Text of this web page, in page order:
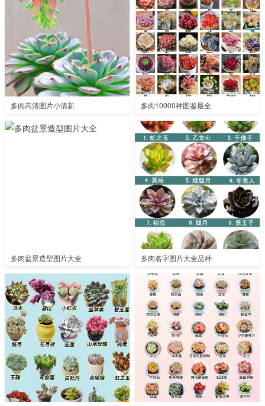
多肉高清图片小清新 多肉10000种图鉴最全
多肉盆景造型图片大全 多肉名字图片大全品种